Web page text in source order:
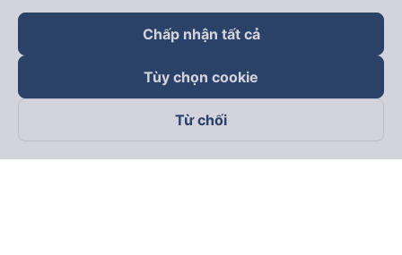
Theo dõi chúng tôi trên
Chấp nhận tất cả
Tùy chọn cookie
Từ chối